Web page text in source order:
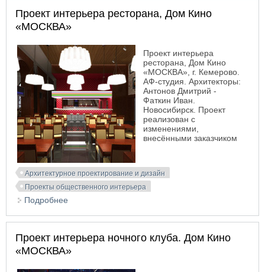
Проект интерьера ресторана, Дом Кино
«МОСКВА»
Проект интерьера
ресторана, Дом Кино
«МОСКВА», г. Кемерово.
АФ-студия. Архитекторы:
Антонов Дмитрий -
Фаткин Иван.
Новосибирск. Проект
реализован с
изменениями,
внесёнными заказчиком
Архитектурное проектирование и дизайн
Проекты общественного интерьера
Подробнее
Проект интерьера ночного клуба. Дом Кино
«МОСКВА»